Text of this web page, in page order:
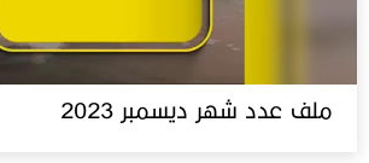
ملف عدد شهر ديسمبر 2023